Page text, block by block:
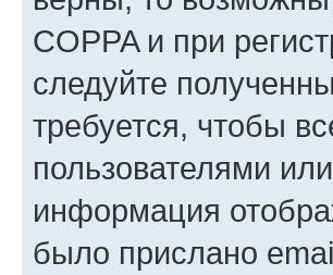
COPPA и при
следуйте
требуется, чтобы
пользователями
информация
было прислано